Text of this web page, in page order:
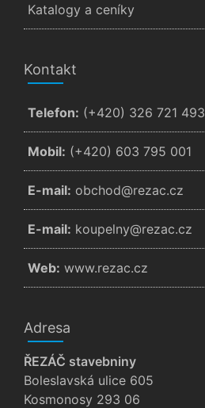
Katalogy a ceníky
Kontakt
Telefon: (+420) 326 721 493
Mobil: (+420) 603 795 001
E-mail: zc.cazer@dohcbo
E-mail: zc.cazer@ynlepuok
Web: www.rezac.cz
Adresa
ŘEZÁČ stavebniny
Boleslavská ulice 605
Kosmonosy 293 06